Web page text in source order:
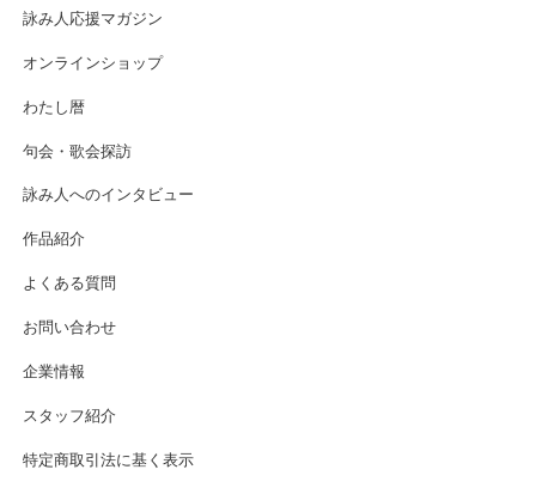
詠み人応援マガジン
オンラインショップ
わたし暦
句会・歌会探訪
詠み人へのインタビュー
作品紹介
よくある質問
お問い合わせ
企業情報
スタッフ紹介
特定商取引法に基く表示